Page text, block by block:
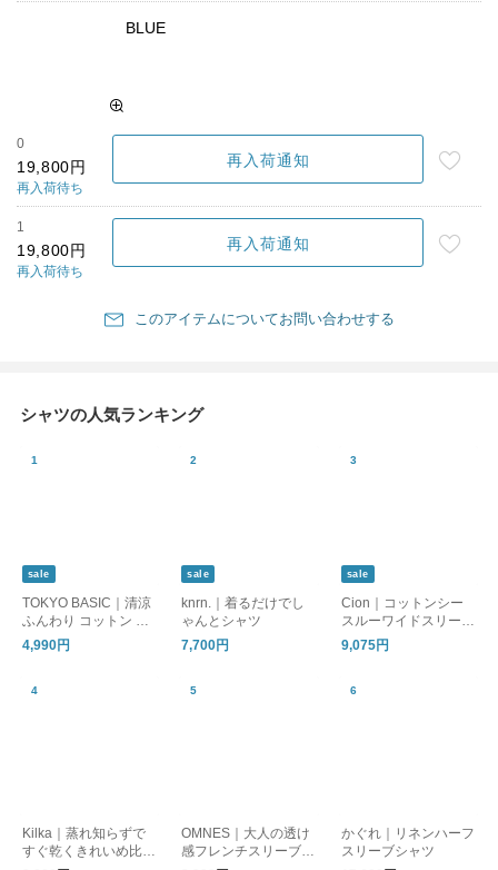
BLUE
0
19,800円
再入荷待ち
再入荷通知
1
19,800円
再入荷待ち
再入荷通知
このアイテムについてお問い合わせする
シャツの人気ランキング
sale
TOKYO BASIC｜清涼
ふんわり コットン ロ
ーン 五分袖 シャツ｜
半袖ブラウス
4,990円
sale
knrn.｜着るだけでし
ゃんとシャツ
7,700円
sale
Cion｜コットンシー
スルーワイドスリーブ
シャツ・19-24105 半
袖
9,075円
Kilka｜蒸れ知らずで
すぐ乾くきれいめ比翼
OMNES｜大人の透け
感フレンチスリーブ涼
かぐれ｜リネンハーフ
スリーブシャツ